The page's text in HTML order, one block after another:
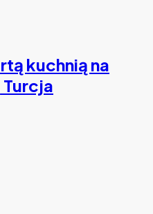
kuchnią na